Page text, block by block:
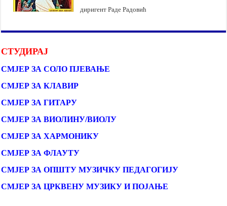
диригент Раде Радовић
СТУДИРАЈ
СМЈЕР ЗА СОЛО ПЈЕВАЊЕ
СМЈЕР ЗА КЛАВИР
СМЈЕР ЗА ГИТАРУ
СМЈЕР ЗА ВИОЛИНУ/ВИОЛУ
СМЈЕР ЗА ХАРМОНИКУ
СМЈЕР ЗА ФЛАУТУ
СМЈЕР ЗА ОПШТУ МУЗИЧКУ ПЕДАГОГИЈУ
СМЈЕР ЗА ЦРКВЕНУ МУЗИКУ И ПОЈАЊЕ